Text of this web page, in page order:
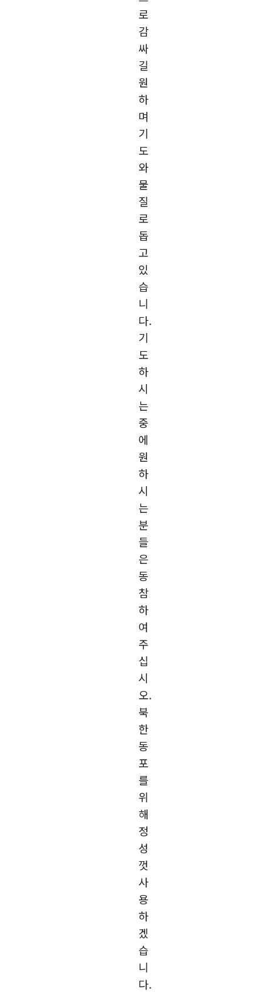
로
감
싸
길
원
하
며
기
도
와
물
질
로
돕
고
있
습
니
다.
기
도
하
시
는
중
에
원
하
시
는
분
들
은
동
참
하
여
주
십
시
오.
북
한
동
포
를
위
해
정
성
껏
사
용
하
겠
습
니
다.